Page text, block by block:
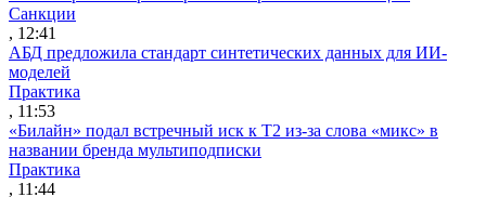
Санкции
, 12:41
АБД предложила стандарт синтетических данных для ИИ-
моделей
Практика
, 11:53
«Билайн» подал встречный иск к Т2 из-за слова «микс» в
названии бренда мультиподписки
Практика
, 11:44